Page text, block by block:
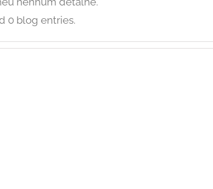
0 blog entries.